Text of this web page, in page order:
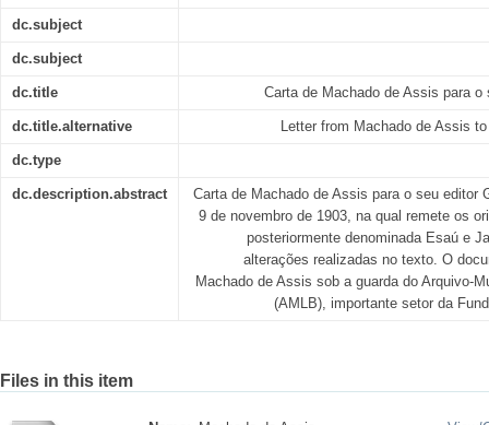
dc.subject
dc.subject
dc.title Carta de Machado de Assis para o
dc.title.alternative Letter from Machado de Assis
dc.type
dc.description.abstract
Carta de Machado de Assis para o seu editor
9 de novembro de 1903, na qual remete os
posteriormente denominada Esaú e
alterações realizadas no texto. O
Machado de Assis sob a guarda do Arquivo-
(AMLB), importante setor da
Files in this item